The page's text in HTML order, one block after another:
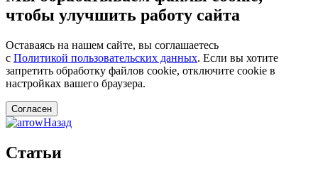
чтобы улучшить работу сайта
Оставаясь на нашем сайте, вы соглашаетесь
с Политикой пользовательских данных. Если вы хотите
запретить обработку файлов cookie, отключите cookie в
настройках вашего браузера.
Согласен
Назад
Статьи